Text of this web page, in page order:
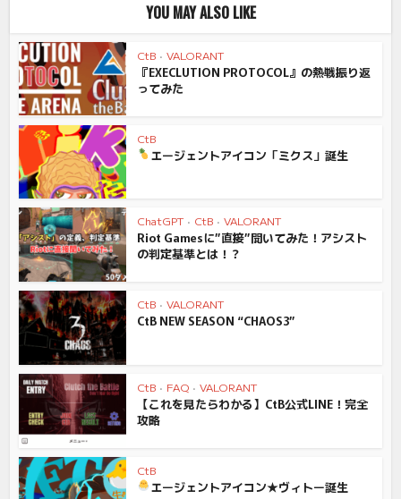
YOU MAY ALSO LIKE
CtB • VALORANT
『EXECLUTION PROTOCOL』の熱戦振り返
ってみた
CtB
エージェントアイコン「ミクス」誕生
ChatGPT • CtB • VALORANT
Riot Gamesに”直接”聞いてみた！アシスト
の判定基準とは！？
CtB • VALORANT
CtB NEW SEASON “CHAOS3”
CtB • FAQ • VALORANT
【これを見たらわかる】CtB公式LINE！完全
攻略
CtB
エージェントアイコン★ヴィトー誕生